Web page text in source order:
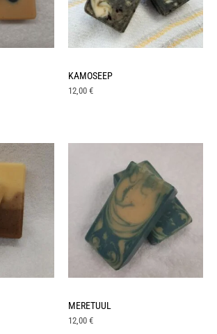
KAMOSEEP
12,00 €
MERETUUL
12,00 €